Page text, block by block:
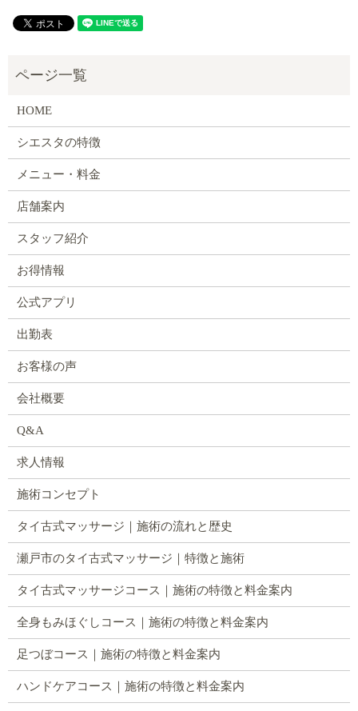
HOME
シエスタの特徴
メニュー・料金
店舗案内
スタッフ紹介
お得情報
公式アプリ
出勤表
お客様の声
会社概要
Q&A
求人情報
施術コンセプト
タイ古式マッサージ｜施術の流れと歴史
瀬戸市のタイ古式マッサージ｜特徴と施術
タイ古式マッサージコース｜施術の特徴と料金案内
全身もみほぐしコース｜施術の特徴と料金案内
足つぼコース｜施術の特徴と料金案内
ハンドケアコース｜施術の特徴と料金案内